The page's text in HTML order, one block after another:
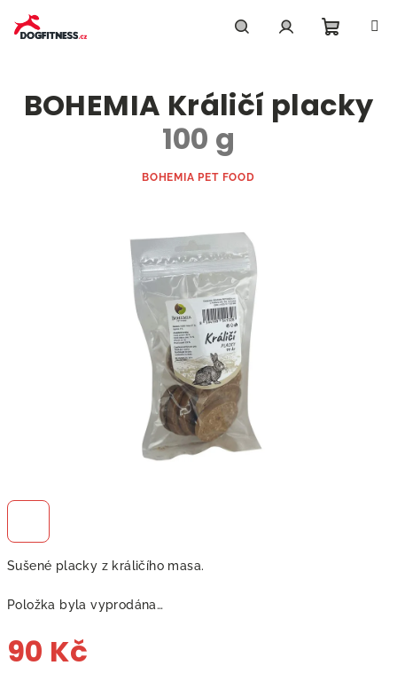
obsah
košík
Sušené placky z králičího masa.
Položka byla vyprodána…
90 Kč
BOHEMIA Králičí placky
100 g
BOHEMIA PET FOOD